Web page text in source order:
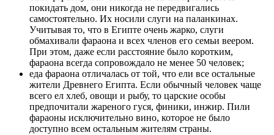
покидать дом, они никогда не передвигались
самостоятельно. Их носили слуги на паланкинах.
Учитывая то, что в Египте очень жарко, слуги
обмахивали фараона и всех членов его семьи веером.
При этом, даже если расстояние было коротким,
фараона всегда сопровождало не менее 50 человек;
еда фараона отличалась от той, что ели все остальные
жители Древнего Египта. Если обычный человек чаще
всего ел хлеб, овощи и рыбу, то царские особы
предпочитали жареного гуся, финики, инжир. Пили
фараоны исключительно вино, которое не было
доступно всем остальным жителям страны.